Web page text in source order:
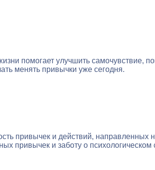
помогает улучшить самочувствие,
менять привычки уже сегодня.
привычек и действий, направленных
привычек и заботу о психологическом